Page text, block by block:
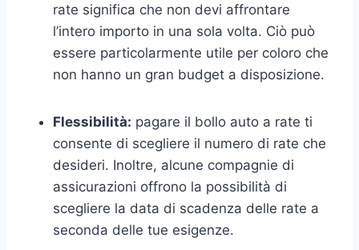
rate significa che non devi affrontare
l’intero importo in una sola volta. Ciò può
essere particolarmente utile per coloro che
non hanno un gran budget a disposizione.
Flessibilità: pagare il bollo auto a rate ti
consente di scegliere il numero di rate che
desideri. Inoltre, alcune compagnie di
assicurazioni offrono la possibilità di
scegliere la data di scadenza delle rate a
seconda delle tue esigenze.